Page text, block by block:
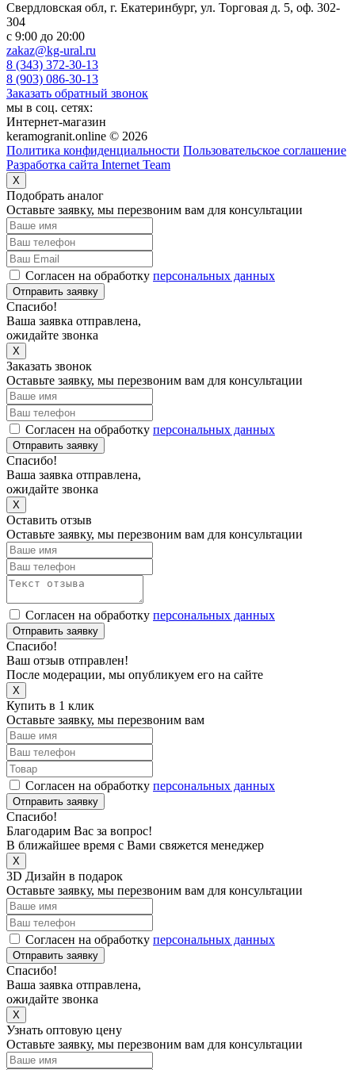
Свердловская обл, г. Екатеринбург, ул. Торговая д. 5, оф. 302-
304
c 9:00 до 20:00
zakaz@kg-ural.ru
8 (343) 372-30-13
8 (903) 086-30-13
Заказать обратный звонок
мы в соц. сетях:
Интернет-магазин
keramogranit.online © 2026
Политика конфиденциальности Пользовательское соглашение
Разработка сайта Internet Team
X
Подобрать аналог
Оставьте заявку, мы перезвоним вам для консультации
Согласен на обработку персональных данных
Отправить заявку
Спасибо!
Ваша заявка отправлена,
ожидайте звонка
X
Заказать звонок
Оставьте заявку, мы перезвоним вам для консультации
Согласен на обработку персональных данных
Отправить заявку
Спасибо!
Ваша заявка отправлена,
ожидайте звонка
X
Оставить отзыв
Оставьте заявку, мы перезвоним вам для консультации
Согласен на обработку персональных данных
Отправить заявку
Спасибо!
Ваш отзыв отправлен!
После модерации, мы опубликуем его на сайте
X
Купить в 1 клик
Оставьте заявку, мы перезвоним вам
Согласен на обработку персональных данных
Отправить заявку
Спасибо!
Благодарим Вас за вопрос!
В ближайшее время с Вами свяжется менеджер
X
3D Дизайн в подарок
Оставьте заявку, мы перезвоним вам для консультации
Согласен на обработку персональных данных
Отправить заявку
Спасибо!
Ваша заявка отправлена,
ожидайте звонка
X
Узнать оптовую цену
Оставьте заявку, мы перезвоним вам для консультации